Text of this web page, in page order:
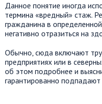
Данное понятие иногда
термина «вредный» стаж.
гражданина в
негативно отразиться на
Обычно, сюда включают
предприятиях или в
об этом подробнее и
гарантированно